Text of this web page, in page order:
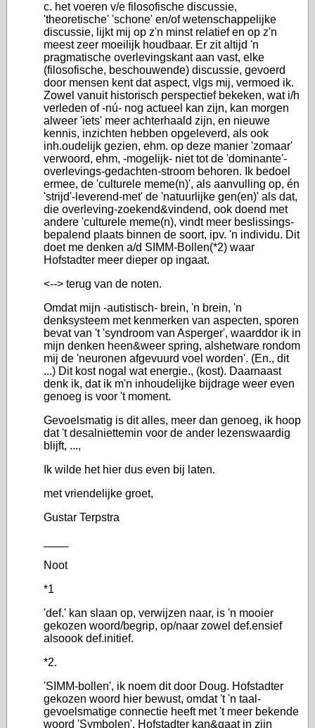
c. het voeren v/e filosofische discussie,
'theoretische' 'schone' en/of wetenschappelijke
discussie, lijkt mij op z'n minst relatief en op z'n
meest zeer moeilijk houdbaar. Er zit altijd 'n
pragmatische overlevingskant aan vast, elke
(filosofische, beschouwende) discussie, gevoerd
door mensen kent dat aspect, vlgs mij, vermoed ik.
Zowel vanuit historisch perspectief bekeken, wat i/h
verleden of -nú- nog actueel kan zijn, kan morgen
alweer 'iets' meer achterhaald zijn, en nieuwe
kennis, inzichten hebben opgeleverd, als ook
inh.oudelijk gezien, ehm. op deze manier 'zomaar'
verwoord, ehm, -mogelijk- niet tot de 'dominante'-
overlevings-gedachten-stroom behoren. Ik bedoel
ermee, de 'culturele meme(n)', als aanvulling op, én
'strijd'-leverend-met' de 'natuurlijke gen(en)' als dat,
die overleving-zoekend&vindend, ook doend met
andere 'culturele meme(n), vindt meer beslissings-
bepalend plaats binnen de soort, ipv. 'n individu. Dit
doet me denken a/d SIMM-Bollen(*2) waar
Hofstadter meer dieper op ingaat.
<--> terug van de noten.
Omdat mijn -autistisch- brein, 'n brein, 'n
denksysteem met kenmerken van aspecten, sporen
bevat van 't 'syndroom van Asperger', waarddor ik in
mijn denken heen&weer spring, alshetware rondom
mij de 'neuronen afgevuurd voel worden'. (En., dit
...) Dit kost nogal wat energie., (kost). Daarnaast
denk ik, dat ik m'n inhoudelijke bijdrage weer even
genoeg is voor 't moment.
Gevoelsmatig is dit alles, meer dan genoeg, ik hoop
dat 't desalniettemin voor de ander lezenswaardig
blijft, ...,
Ik wilde het hier dus even bij laten.
met vriendelijke groet,
Gustar Terpstra
Noot
*1
'def.' kan slaan op, verwijzen naar, is 'n mooier
gekozen woord/begrip, op/naar zowel def.ensief
alsoook def.initief.
*2.
'SIMM-bollen', ik noem dit door Doug. Hofstadter
gekozen woord hier bewust, omdat 't 'n taal-
gevoelsmatige connectie heeft met 't meer bekende
woord 'Symbolen'. Hofstadter kan&gaat in zijn